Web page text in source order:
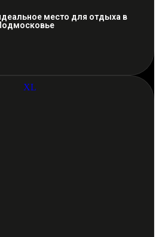
место для отдыха в